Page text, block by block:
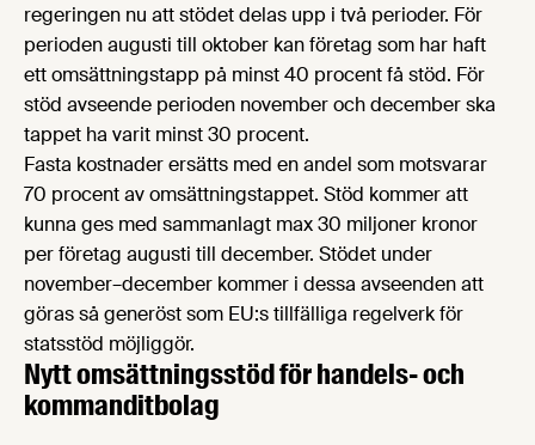
regeringen nu att stödet delas upp i två perioder. För
perioden augusti till oktober kan företag som har haft
ett omsättningstapp på minst 40 procent få stöd. För
stöd avseende perioden november och december ska
tappet ha varit minst 30 procent.
Fasta kostnader ersätts med en andel som motsvarar
70 procent av omsättningstappet. Stöd kommer att
kunna ges med sammanlagt max 30 miljoner kronor
per företag augusti till december. Stödet under
november–december kommer i dessa avseenden att
göras så generöst som EU:s tillfälliga regelverk för
statsstöd möjliggör.
Nytt omsättningsstöd för handels- och
kommanditbolag